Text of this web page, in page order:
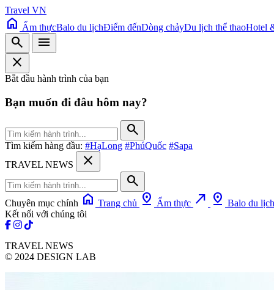
Travel VN
home Ẩm thựcBalo du lịchĐiểm đếnDòng chảyDu lịch thể thaoHotel
search
menu
close
Bắt đầu hành trình của bạn
Bạn muốn đi đâu hôm nay?
search
Tìm kiếm hàng đầu: #HạLong #PhúQuốc #Sapa
TRAVEL NEWS
close
search
Chuyên mục chính home Trang chủ pin_drop Ẩm thực north_east pin_drop Balo du lịch
Kết nối với chúng tôi
TRAVEL NEWS
© 2024 DESIGN LAB